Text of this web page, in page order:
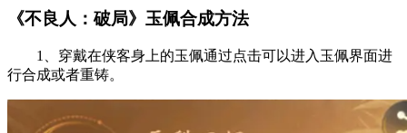
《不良人：破局》玉佩合成方法
1、穿戴在侠客身上的玉佩通过点击可以进入玉佩界面进
行合成或者重铸。